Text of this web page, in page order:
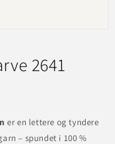
2641
er en lettere og tyndere
– spundet i 100 %